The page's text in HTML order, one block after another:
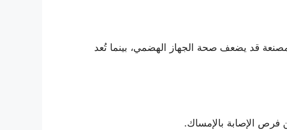
قد يضعف صحة الجهاز الهضمي، بينما تُعد
فرص الإصابة بالإمساك.